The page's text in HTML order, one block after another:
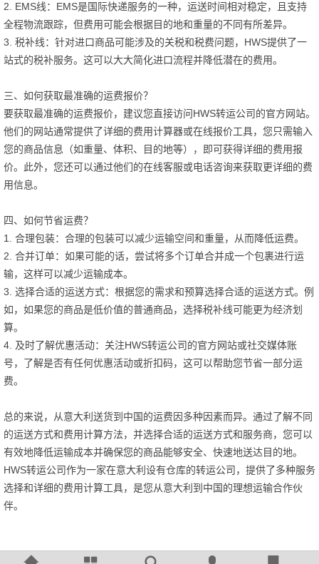
2. EMS线：EMS是国际快递服务的一种，运送时间相对稳定，且支持
全程物流跟踪，但费用可能会根据目的地和重量的不同有所差异。
3. 税补线：针对进口商品可能涉及的关税和税费问题，HWS提供了一
站式的税补服务。这可以大大简化进口流程并降低潜在的费用。
三、如何获取最准确的运费报价？
要获取最准确的运费报价，建议您直接访问HWS转运公司的官方网站。
他们的网站通常提供了详细的费用计算器或在线报价工具，您只需输入
您的商品信息（如重量、体积、目的地等），即可获得详细的费用报
价。此外，您还可以通过他们的在线客服或电话咨询来获取更详细的费
用信息。
四、如何节省运费？
1. 合理包装：合理的包装可以减少运输空间和重量，从而降低运费。
2. 合并订单：如果可能的话，尝试将多个订单合并成一个包裹进行运
输，这样可以减少运输成本。
3. 选择合适的运送方式：根据您的需求和预算选择合适的运送方式。例
如，如果您的商品是低价值的普通商品，选择税补线可能更为经济划
算。
4. 及时了解优惠活动：关注HWS转运公司的官方网站或社交媒体账
号，了解是否有任何优惠活动或折扣码，这可以帮助您节省一部分运
费。
总的来说，从意大利送货到中国的运费因多种因素而异。通过了解不同
的运送方式和费用计算方法，并选择合适的运送方式和服务商，您可以
有效地降低运输成本并确保您的商品能够安全、快速地送达目的地。
HWS转运公司作为一家在意大利设有仓库的转运公司，提供了多种服务
选择和详细的费用计算工具，是您从意大利到中国的理想运输合作伙
伴。